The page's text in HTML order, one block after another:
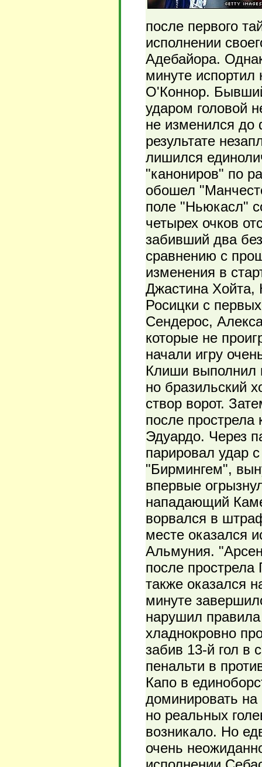
после первого
исполнении
Адебайора.
минуте
О'Коннор.
ударом головой
не изменился до
результате
лишился
"канониров" по
обошел
поле "Ньюкасл"
четырех очков
забивший два
сравнению с
изменения в
Джастина
Росицки с
Сендерос,
которые не
начали игру
Клиши выполнил
но бразильский
створ ворот.
после прострела
Эдуардо. Через
парировал удар
"Бирмингем",
впервые
нападающий
ворвался в
месте оказался
Альмуния.
после
также оказался
минуте
нарушил
хладнокровно
забив 13-й гол в
пенальти в
Капо в
доминировать
но реальных
возникало. Но
очень